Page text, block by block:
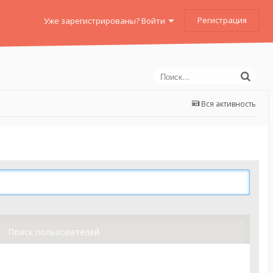
Уже зарегистрированы? Войти Регистрация
Вся активность
Поиск пользователей